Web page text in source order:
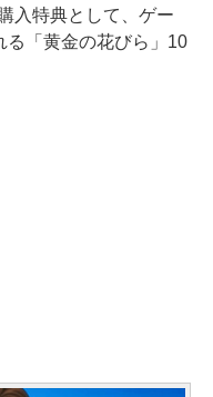
入特典として、ゲー
る「黄金の花びら」10